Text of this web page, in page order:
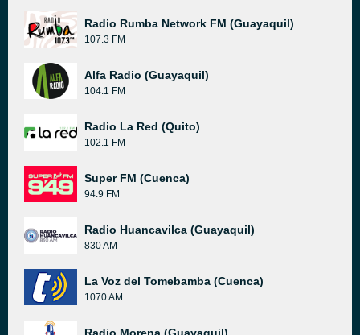
Radio Rumba Network FM (Guayaquil)
107.3 FM
Alfa Radio (Guayaquil)
104.1 FM
Radio La Red (Quito)
102.1 FM
Super FM (Cuenca)
94.9 FM
Radio Huancavilca (Guayaquil)
830 AM
La Voz del Tomebamba (Cuenca)
1070 AM